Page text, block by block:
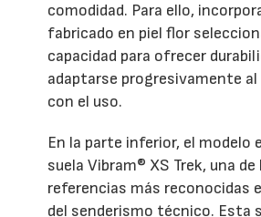
comodidad. Para ello,
fabricado en piel flor
capacidad para ofrecer
adaptarse progresivamente al
con el uso.
En la parte inferior, el modelo
suela Vibram® XS Trek, una de
referencias más reconocidas
del senderismo técnico. Esta